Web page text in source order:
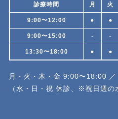
診療時間 月 火
9:00〜12:00 ● ●
9:00〜15:00 - -
13:30〜18:00 ● ●
月・火・木・金 9:00〜18:00
（水・日・祝 休診、※祝日週の